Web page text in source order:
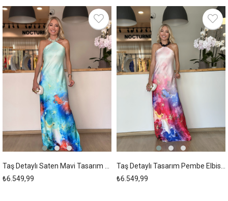
Taş Detaylı Saten Mavi Tasarım Elbise Askı00236
₺6.549,99
New
Item
Taş Detaylı Tasarım Pembe Elbise Askı00234
₺6.549,99
New
Item